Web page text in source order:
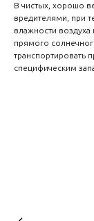
В чистых, хорошо
вредителями, при
влажности
прямого
транспортировать
специфическим